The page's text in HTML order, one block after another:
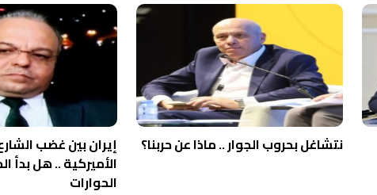
نتشاغل بحروب الجوار .. ماذا عن حربنا؟
إيران بين غضب
الأميركية .. هل بدأ
الحوارات